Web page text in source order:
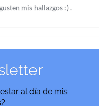
mis hallazgos :) .
al día de mis